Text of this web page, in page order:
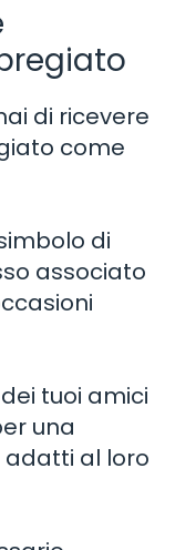
di ricevere
come
di
associato
tuoi amici
una
al loro